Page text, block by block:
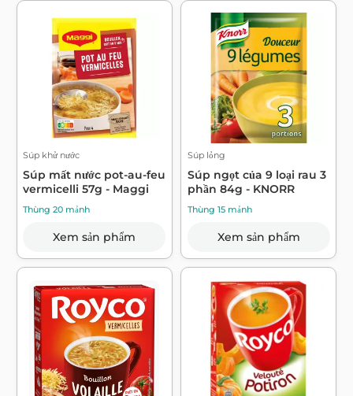
Súp khử nước
Súp mất nước pot-au-feu
vermicelli 57g - Maggi
Thùng 20 mảnh
Xem sản phẩm
Súp lỏng
Súp ngọt của 9 loại rau 3
phần 84g - KNORR
Thùng 15 mảnh
Xem sản phẩm